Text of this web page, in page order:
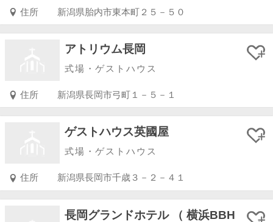
住所 新潟県胎内市東本町２５－５０
アトリウム長岡
式場・ゲストハウス
住所 新潟県長岡市弓町１－５－１
ゲストハウス英國屋
式場・ゲストハウス
住所 新潟県長岡市千歳３－２－４１
長岡グランドホテル （ 横浜BBH